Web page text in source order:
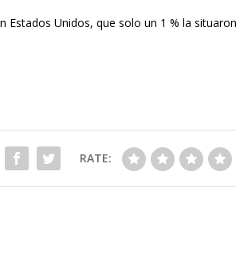
Unidos, que solo un 1 % la
RATE: